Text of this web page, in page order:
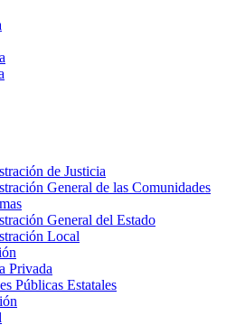
de Justicia
General de las Comunidades
General del Estado
Local
Privada
Públicas Estatales